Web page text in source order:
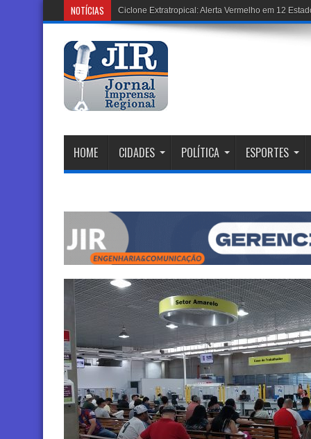
NOTÍCIAS Ciclone Extratropical: Alerta Vermelho em 12
HOME CIDADES POLÍTICA ESPORTES